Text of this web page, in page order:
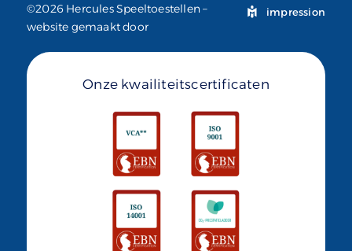
©2026 Hercules Speeltoestellen –
website gemaakt door
impression
Onze kwailiteitscertificaten